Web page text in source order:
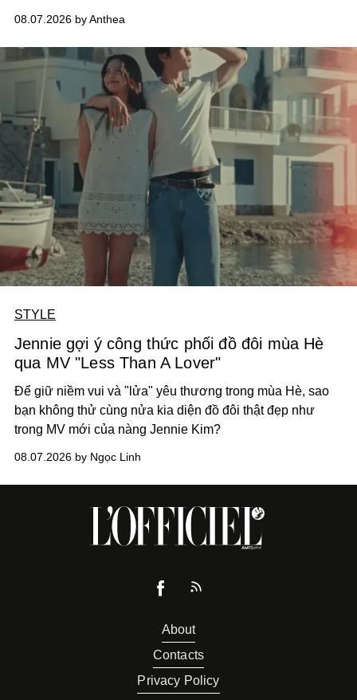
08.07.2026 by Anthea
STYLE
Jennie gợi ý công thức phối đồ đôi mùa Hè
qua MV "Less Than A Lover"
Để giữ niềm vui và "lửa" yêu thương trong mùa Hè, sao
bạn không thử cùng nửa kia diện đồ đôi thật đẹp như
trong MV mới của nàng Jennie Kim?
08.07.2026 by Ngọc Linh
About
Contacts
Privacy Policy